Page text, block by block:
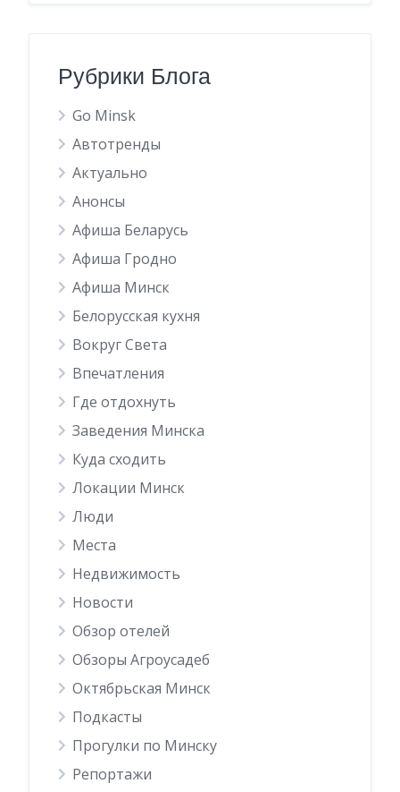
Рубрики Блога
Go Minsk
Автотренды
Актуально
Анонсы
Афиша Беларусь
Афиша Гродно
Афиша Минск
Белорусская кухня
Вокруг Света
Впечатления
Где отдохнуть
Заведения Минска
Куда сходить
Локации Минск
Люди
Места
Недвижимость
Новости
Обзор отелей
Обзоры Агроусадеб
Октябрьская Минск
Подкасты
Прогулки по Минску
Репортажи